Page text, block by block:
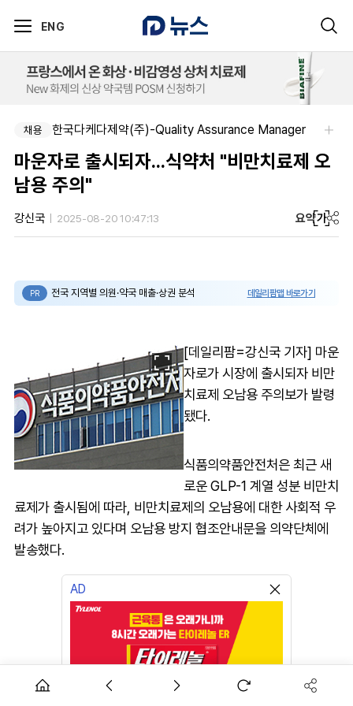
ENG
채용 한국다케다제약(주)-Quality Assurance Manager
채용 알보젠코리아-향남공장 OQA 품질약사 채용(주5일/파트타임 가능)
마운자로 출시되자...식약처 "비만치료제 오
남용 주의"
강신국 2025-08-20 10:47:13 요약가
PR 전국 지역별 의원·약국 매출·상권 분석 데일리팜맵 바로가기
[데일리팜=강신국 기자] 마운
자로가 시장에 출시되자 비만
치료제 오남용 주의보가 발령
됐다.
식품의약품안전처은 최근 새
로운 GLP-1 계열 성분 비만치
료제가 출시됨에 따라, 비만치료제의 오남용에 대한 사회적 우
려가 높아지고 있다며 오남용 방지 협조안내문을 의약단체에
발송했다.
AD